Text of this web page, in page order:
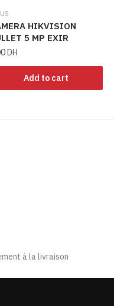
HIKVISION
5 MP EXIR
DH
Add to cart
à la livraison